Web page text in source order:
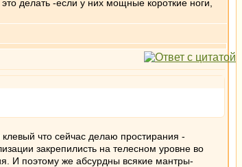
делать -если у них мощные короткие ноги,
что сейчас делаю простирания -
закрепилисть на телесном уровне во
И поэтому же абсурдны всякие мантры-